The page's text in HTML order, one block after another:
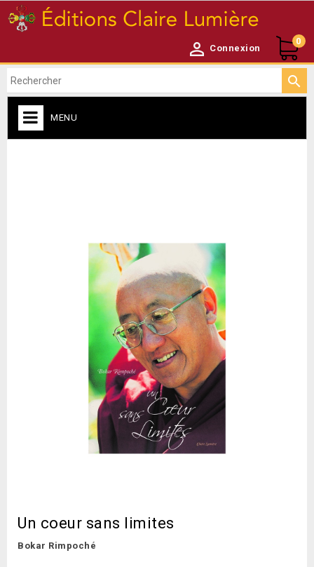
 Connexion
0

MENU
Un coeur sans limites
Bokar Rimpoché